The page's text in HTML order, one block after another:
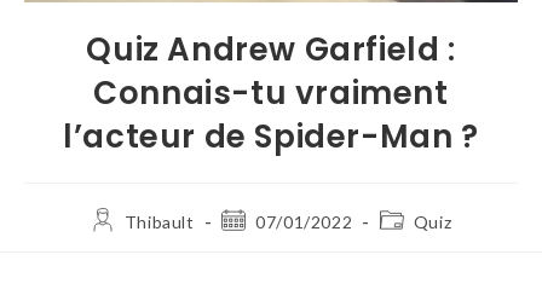
Quiz Andrew Garfield :
Connais-tu vraiment
l’acteur de Spider-Man ?
Thibault 07/01/2022 Quiz